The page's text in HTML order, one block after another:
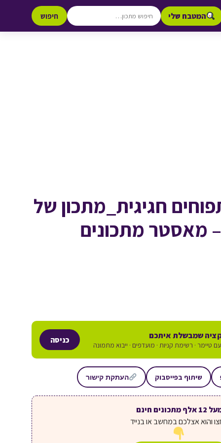
המטבח שלי חיפוש
חגיגית_מתכון של
– מאסטר מתכונים
שמבשלת איתכם
טיימר · רשימת קניות · מועדפים · ייבוא מתמונה
כניסה
שיתוף בפייסבוק העתקת קישור
אלף מתכונים חינם
והוא אצלכם במחשב או בנייד